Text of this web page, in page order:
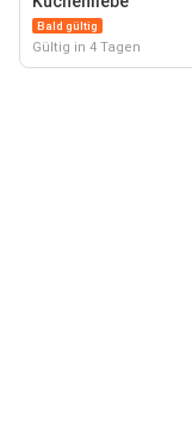
Bald gültig
Gültig in 4 Tagen